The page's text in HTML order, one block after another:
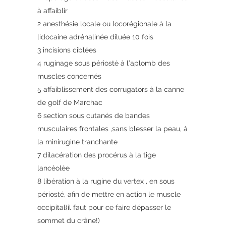
à affaiblir
2 anesthésie locale ou locorégionale à la
lidocaine adrénalinée diluée 10 fois
3 incisions ciblées
4 ruginage sous périosté à l’aplomb des
muscles concernés
5 affaiblissement des corrugators à la canne
de golf de Marchac
6 section sous cutanés de bandes
musculaires frontales ,sans blesser la peau, à
la minirugine tranchante
7 dilacération des procérus à la tige
lancéolée
8 libération à la rugine du vertex , en sous
périosté, afin de mettre en action le muscle
occipital(il faut pour ce faire dépasser le
sommet du crâne!)